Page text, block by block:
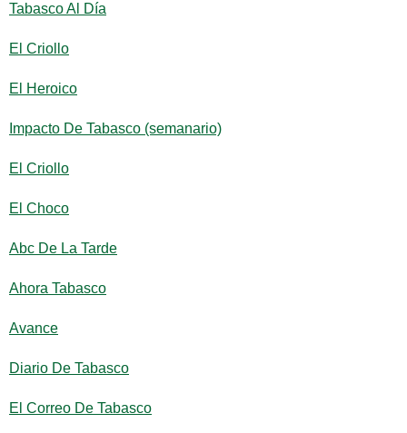
Tabasco Al Día
El Criollo
El Heroico
Impacto De Tabasco (semanario)
El Criollo
El Choco
Abc De La Tarde
Ahora Tabasco
Avance
Diario De Tabasco
El Correo De Tabasco